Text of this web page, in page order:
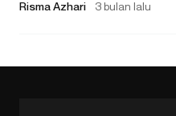
Risma Azhari 3 bulan lalu